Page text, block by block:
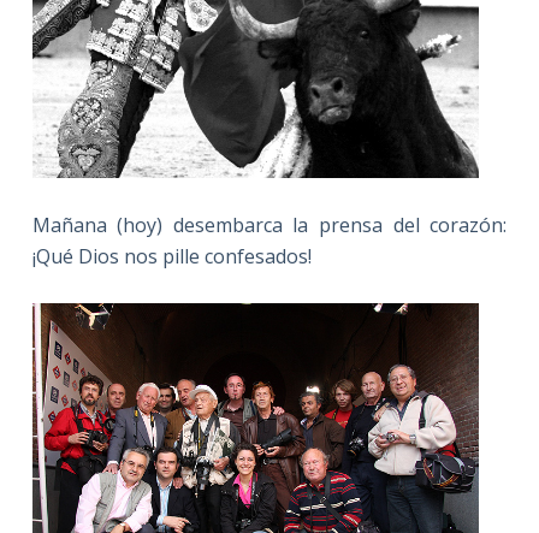
Mañana (hoy) desembarca la prensa del corazón:
¡Qué Dios nos pille confesados!